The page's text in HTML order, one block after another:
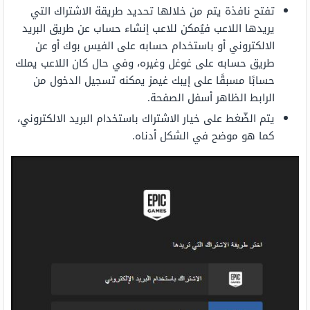
تفتح نافذة يتم من خلالها تحديد طريقة الاشتراك التي
يريدها اللاعب فيُمكن للاعب إنشاء حساب عن طريق البريد
الالكتروني أو باستخدام حسابه على الفيس بوك أو عن
طريق حسابه على غوغل وغيره، وفي حال كان اللاعب يملك
حسابًا مسبقًا على إيبك غيمز يمكنه تسجيل الدخول من
الرابط الظاهر أسفل الصفحة.
يتم الضّغط على خيار الاشتراك باستخدام البريد الالكتروني،
كما هو موضح في الشكل أدناه.